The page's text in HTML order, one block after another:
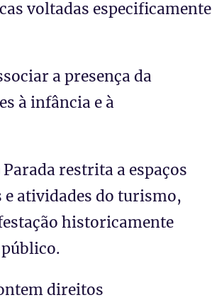
voltadas especificamente
a presença da
à infância e à
restrita a espaços
atividades do turismo,
historicamente
direitos